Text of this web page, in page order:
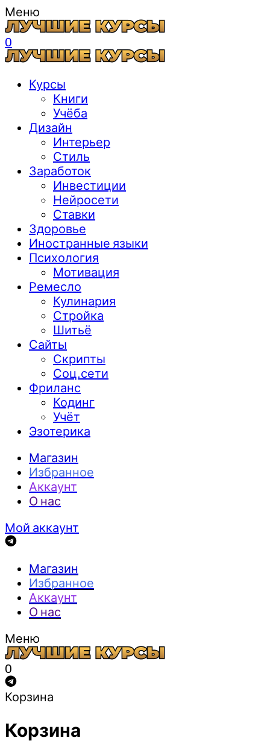
Меню
0
Курсы
Книги
Учёба
Дизайн
Интерьер
Стиль
Заработок
Инвестиции
Нейросети
Ставки
Здоровье
Иностранные языки
Психология
Мотивация
Ремесло
Кулинария
Стройка
Шитьё
Сайты
Скрипты
Соц.сети
Фриланс
Кодинг
Учёт
Эзотерика
Магазин
Избранное
Аккаунт
О нас
Мой аккаунт
Магазин
Избранное
Аккаунт
О нас
Меню
0
Корзина
Корзина